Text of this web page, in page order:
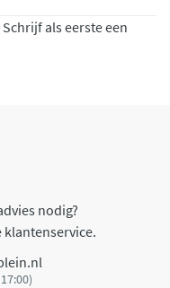
als eerste een
nodig?
klantenservice.